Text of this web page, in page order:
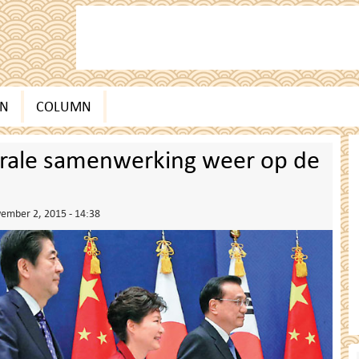
COLUMN
samenwerking weer op de
2, 2015 - 14:38